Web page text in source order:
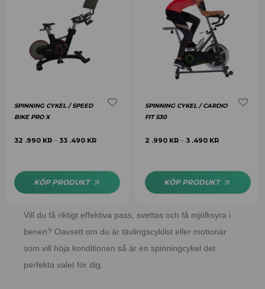
SPINNING CYKEL / SPEED
BIKE PRO X
32 .990 KR – 33 .490 KR
KÖP PRODUKT
SPINNING CYKEL / CARDIO
FIT S30
2 .990 KR – 3 .490 KR
KÖP PRODUKT
Vill du få riktigt effektiva pass, svettas och få mjölksyra i
benen? Oavsett om du är tävlingscyklist eller motionär
som vill höja konditionen så är en spinningcykel det
perfekta valet för dig.